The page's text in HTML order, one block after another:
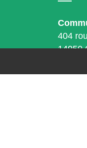
404
14950
+33 2